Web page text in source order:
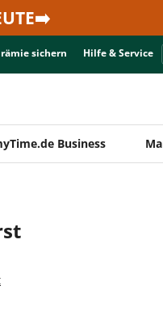
sichern Hilfe & Service
Business